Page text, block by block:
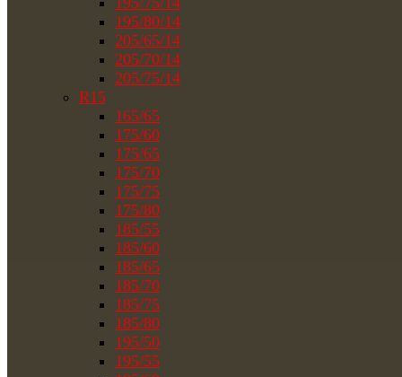
195/80/14
205/65/14
205/70/14
205/75/14
R15
165/65
175/60
175/65
175/70
175/75
175/80
185/55
185/60
185/65
185/70
185/75
185/80
195/50
195/55